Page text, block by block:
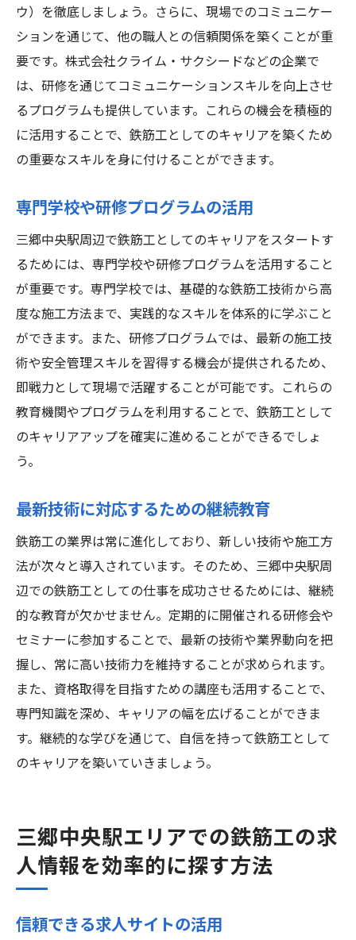
ウ）を徹底しましょう。さらに、現場でのコミュニケー
ションを通じて、他の職人との信頼関係を築くことが重
要です。株式会社クライム・サクシードなどの企業で
は、研修を通じてコミュニケーションスキルを向上させ
るプログラムも提供しています。これらの機会を積極的
に活用することで、鉄筋工としてのキャリアを築くため
の重要なスキルを身に付けることができます。
専門学校や研修プログラムの活用
三郷中央駅周辺で鉄筋工としてのキャリアをスタートす
るためには、専門学校や研修プログラムを活用すること
が重要です。専門学校では、基礎的な鉄筋工技術から高
度な施工方法まで、実践的なスキルを体系的に学ぶこと
ができます。また、研修プログラムでは、最新の施工技
術や安全管理スキルを習得する機会が提供されるため、
即戦力として現場で活躍することが可能です。これらの
教育機関やプログラムを利用することで、鉄筋工として
のキャリアアップを確実に進めることができるでしょ
う。
最新技術に対応するための継続教育
鉄筋工の業界は常に進化しており、新しい技術や施工方
法が次々と導入されています。そのため、三郷中央駅周
辺での鉄筋工としての仕事を成功させるためには、継続
的な教育が欠かせません。定期的に開催される研修会や
セミナーに参加することで、最新の技術や業界動向を把
握し、常に高い技術力を維持することが求められます。
また、資格取得を目指すための講座も活用することで、
専門知識を深め、キャリアの幅を広げることができま
す。継続的な学びを通じて、自信を持って鉄筋工として
のキャリアを築いていきましょう。
三郷中央駅エリアでの鉄筋工の求
人情報を効率的に探す方法
信頼できる求人サイトの活用